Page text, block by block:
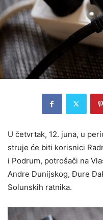
U četvrtak, 12. juna, u
struje će biti korisnici
i Podrum, potrošači na
Andre Dunijskog, Đure
Solunskih ratnika.